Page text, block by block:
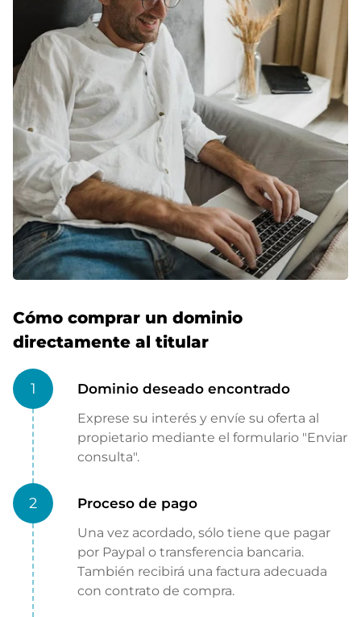
Cómo comprar un dominio
directamente al titular
1 Dominio deseado encontrado
Exprese su interés y envíe su oferta al
propietario mediante el formulario "Enviar
consulta".
2 Proceso de pago
Una vez acordado, sólo tiene que pagar
por Paypal o transferencia bancaria.
También recibirá una factura adecuada
con contrato de compra.